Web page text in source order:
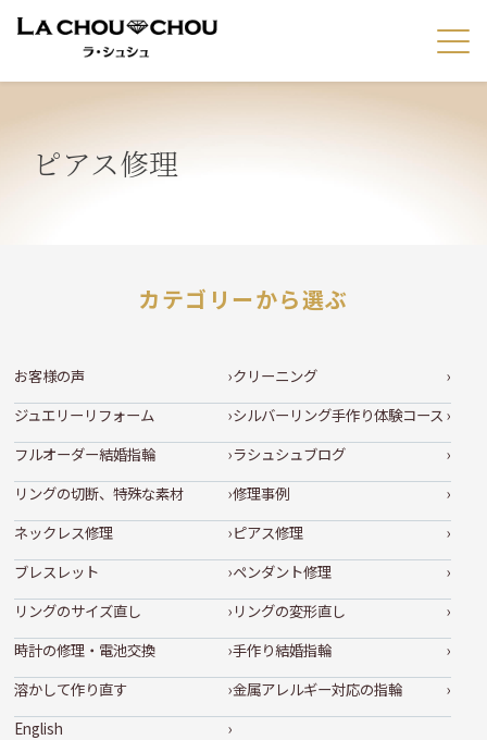
ピアス修理
カテゴリーから選ぶ
お客様の声
クリーニング
ジュエリーリフォーム
シルバーリング手作り体験コース
フルオーダー結婚指輪
ラシュシュブログ
リングの切断、特殊な素材
修理事例
ネックレス修理
ピアス修理
ブレスレット
ペンダント修理
リングのサイズ直し
リングの変形直し
時計の修理・電池交換
手作り結婚指輪
溶かして作り直す
金属アレルギー対応の指輪
English